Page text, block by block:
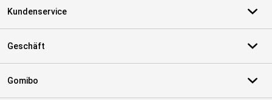
Kundenservice
Geschäft
Gomibo